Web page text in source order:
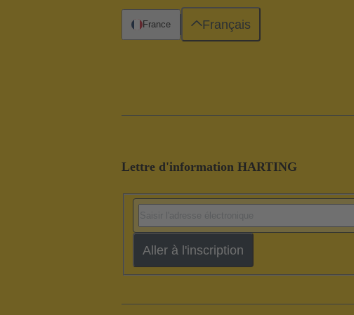
Lettre d'information HARTING
Aller à l'inscription
France Français